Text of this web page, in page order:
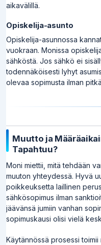
aikavälillä.
Opiskelija-asunto
Opiskelija-asunnossa
vuokraan. Monissa
sähköstä. Jos sähkö ei
todennäköisesti lyhyt
olevaa sopimusta ilman
Muutto ja
Tapahtuu?
Moni miettii, mitä tehdään
muuton yhteydessä. Hyvä
poikkeuksetta laillinen
sähkösopimus ilman
jäävänsä jumiin vanhan
sopimuskausi olisi vielä
Käytännössä prosessi toimii